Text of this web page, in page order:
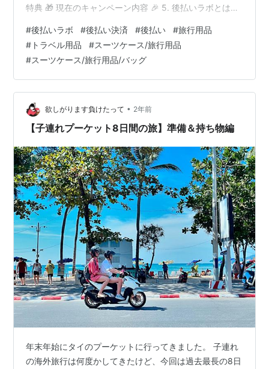
特典 🎁 現在のキャンペーン内容 🎉 5. 後払いラボとは？
ます はじめに ✨ 旅行に出かける準備はワクワクするもの
ですが、特に重要なのが「スーツケース」や「旅行バッ
グ」。荷物の整理がしやすく、かつスタイリッシュなア
イテムを選ぶことは、旅をさらに快適にしてくれます💼
トコーは、スーツケースや旅行用品、バッグを専…
#後払いラボ #後払い決済 #後払い #旅行用品
# トラベル用品 #スーツケース/旅行用品
#スーツケース/旅行用品/バッグ
欲しがります負けたって • 2年前
【子連れプーケット8日間の旅】準備＆持ち物編
年末年始にタイのプーケットに行ってきました。 子連れ
の海外旅行は何度かしてきたけど、今回は過去最長の8日